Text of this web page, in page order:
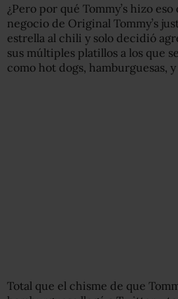
¿Pero por qué Tommy’s hizo
negocio de Original Tommy’s
estrella al chili y solo decidió
sus múltiples platillos a los que
como hot dogs, hamburguesas, y
Total que el chisme de que